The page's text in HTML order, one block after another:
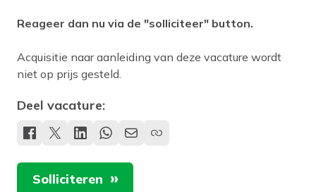
Reageer dan nu via de "solliciteer" button.
Acquisitie naar aanleiding van deze vacature wordt
niet op prijs gesteld.
Deel vacature:
Solliciteren